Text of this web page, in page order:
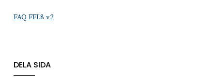
FAQ FFL8 v2
DELA SIDA